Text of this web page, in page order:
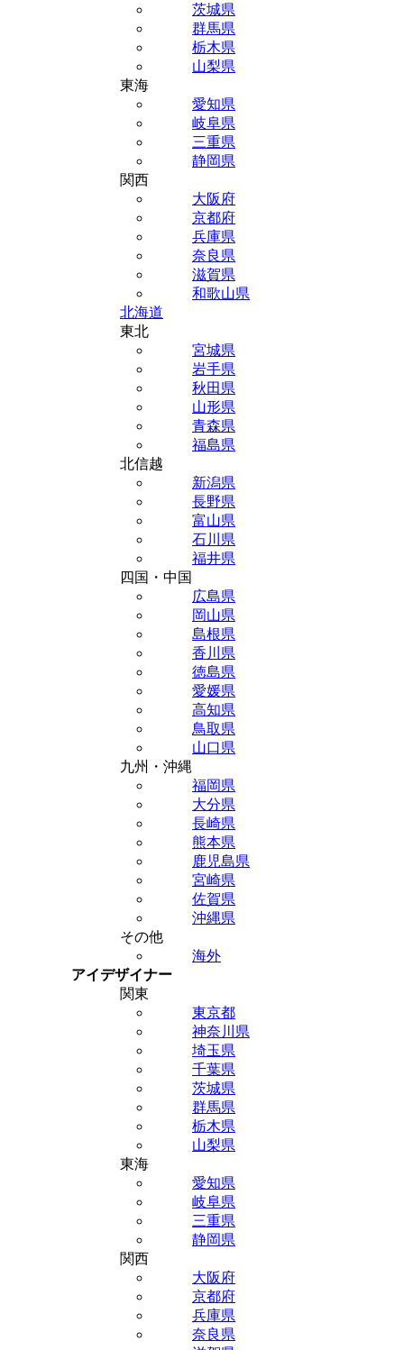
茨城県
群馬県
栃木県
山梨県
東海
愛知県
岐阜県
三重県
静岡県
関西
大阪府
京都府
兵庫県
奈良県
滋賀県
和歌山県
北海道
東北
宮城県
岩手県
秋田県
山形県
青森県
福島県
北信越
新潟県
長野県
富山県
石川県
福井県
四国・中国
広島県
岡山県
島根県
香川県
徳島県
愛媛県
高知県
鳥取県
山口県
九州・沖縄
福岡県
大分県
長崎県
熊本県
鹿児島県
宮崎県
佐賀県
沖縄県
その他
海外
アイデザイナー
関東
東京都
神奈川県
埼玉県
千葉県
茨城県
群馬県
栃木県
山梨県
東海
愛知県
岐阜県
三重県
静岡県
関西
大阪府
京都府
兵庫県
奈良県